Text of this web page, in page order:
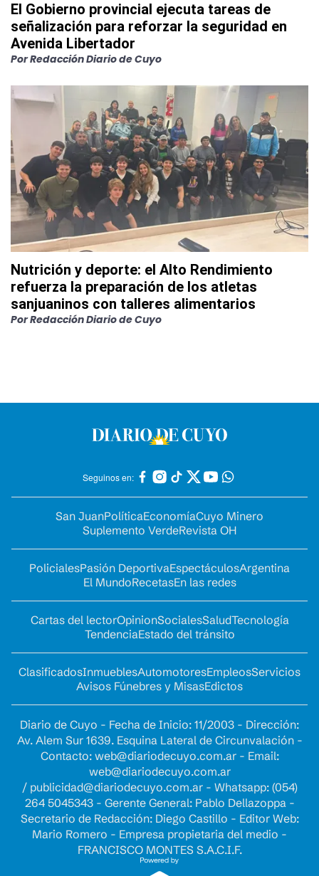
El Gobierno provincial ejecuta tareas de
señalización para reforzar la seguridad en
Avenida Libertador
PorRedacción Diario de Cuyo
Nutrición y deporte: el Alto Rendimiento
refuerza la preparación de los atletas
sanjuaninos con talleres alimentarios
PorRedacción Diario de Cuyo
Seguinos en:
San JuanPolíticaEconomíaCuyo Minero
Suplemento VerdeRevista OH
PolicialesPasión DeportivaEspectáculosArgentina
El MundoRecetasEn las redes
Cartas del lectorOpinionSocialesSaludTecnología
TendenciaEstado del tránsito
ClasificadosInmueblesAutomotoresEmpleosServicios
Avisos Fúnebres y MisasEdictos
Diario de Cuyo - Fecha de Inicio: 11/2003 - Dirección:
Av. Alem Sur 1639. Esquina Lateral de Circunvalación -
Contacto: web@diariodecuyo.com.ar- Email:
web@diariodecuyo.com.ar
/ publicidad@diariodecuyo.com.ar- Whatsapp: (054)
264 5045343 - Gerente General: Pablo Dellazoppa -
Secretario de Redacción: Diego Castillo - Editor Web:
Mario Romero - Empresa propietaria del medio -
FRANCISCO MONTES S.A.C.I.F.